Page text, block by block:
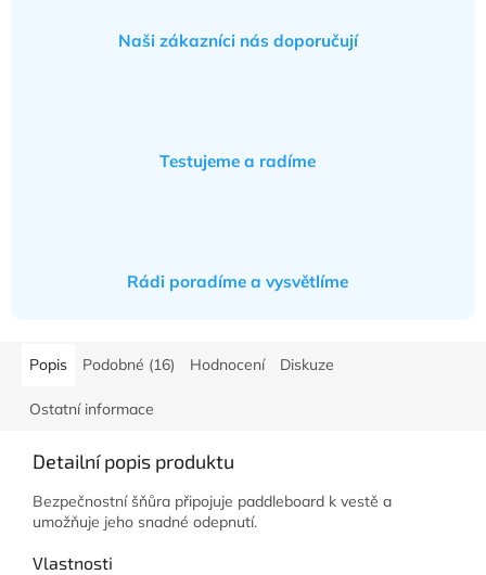
Naši zákazníci nás doporučují
Testujeme a radíme
Rádi poradíme a vysvětlíme
Popis Podobné (16) Hodnocení Diskuze
Ostatní informace
Detailní popis produktu
Bezpečnostní šňůra připojuje paddleboard k vestě a
umožňuje jeho snadné odepnutí.
Vlastnosti